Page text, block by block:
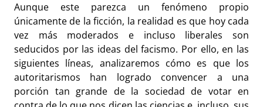
Aunque este parezca un fenómeno propio
únicamente de la ficción, la realidad es que hoy cada
vez más moderados e incluso liberales son
seducidos por las ideas del facismo. Por ello, en las
siguientes líneas, analizaremos cómo es que los
autoritarismos han logrado convencer a una
porción tan grande de la sociedad de votar en